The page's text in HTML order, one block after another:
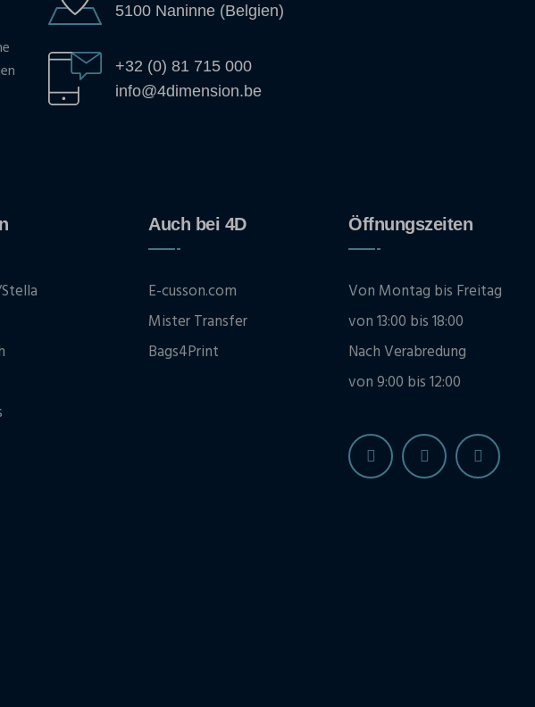
5100 Naninne (Belgien)
+32 (0) 81 715 000
info@4dimension.be
Auch bei 4D
E-cusson.com
Mister Transfer
Bags4Print
Öffnungszeiten
Von Montag bis Freitag
von 13:00 bis 18:00
Nach Verabredung
von 9:00 bis 12:00